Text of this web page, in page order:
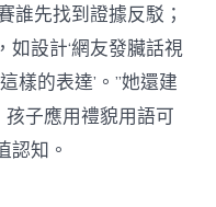
誰先找到證據反駁；
設計‘網友發臟話視
樣的表達’。”她還建
孩子應用禮貌用語可
認知。